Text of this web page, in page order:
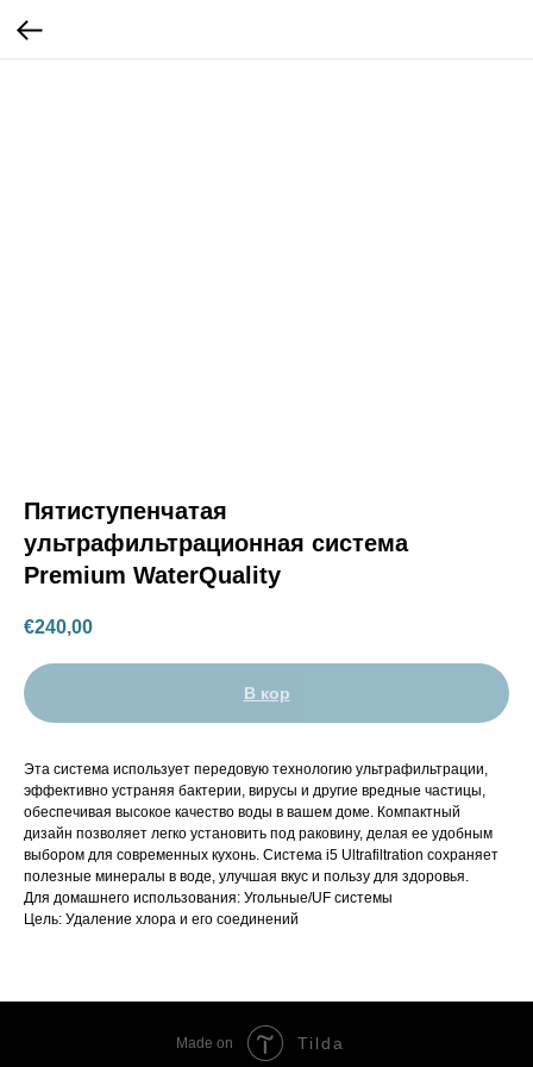
Пятиступенчатая
ультрафильтрационная система
Premium WaterQuality
€240,00
В кор
Эта система использует передовую технологию ультрафильтрации,
эффективно устраняя бактерии, вирусы и другие вредные частицы,
обеспечивая высокое качество воды в вашем доме. Компактный
дизайн позволяет легко установить под раковину, делая ее удобным
выбором для современных кухонь. Система i5 Ultrafiltration сохраняет
полезные минералы в воде, улучшая вкус и пользу для здоровья.
Для домашнего использования: Угольные/UF системы
Цель: Удаление хлора и его соединений
Made on Tilda